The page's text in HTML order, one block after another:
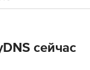
сейчас